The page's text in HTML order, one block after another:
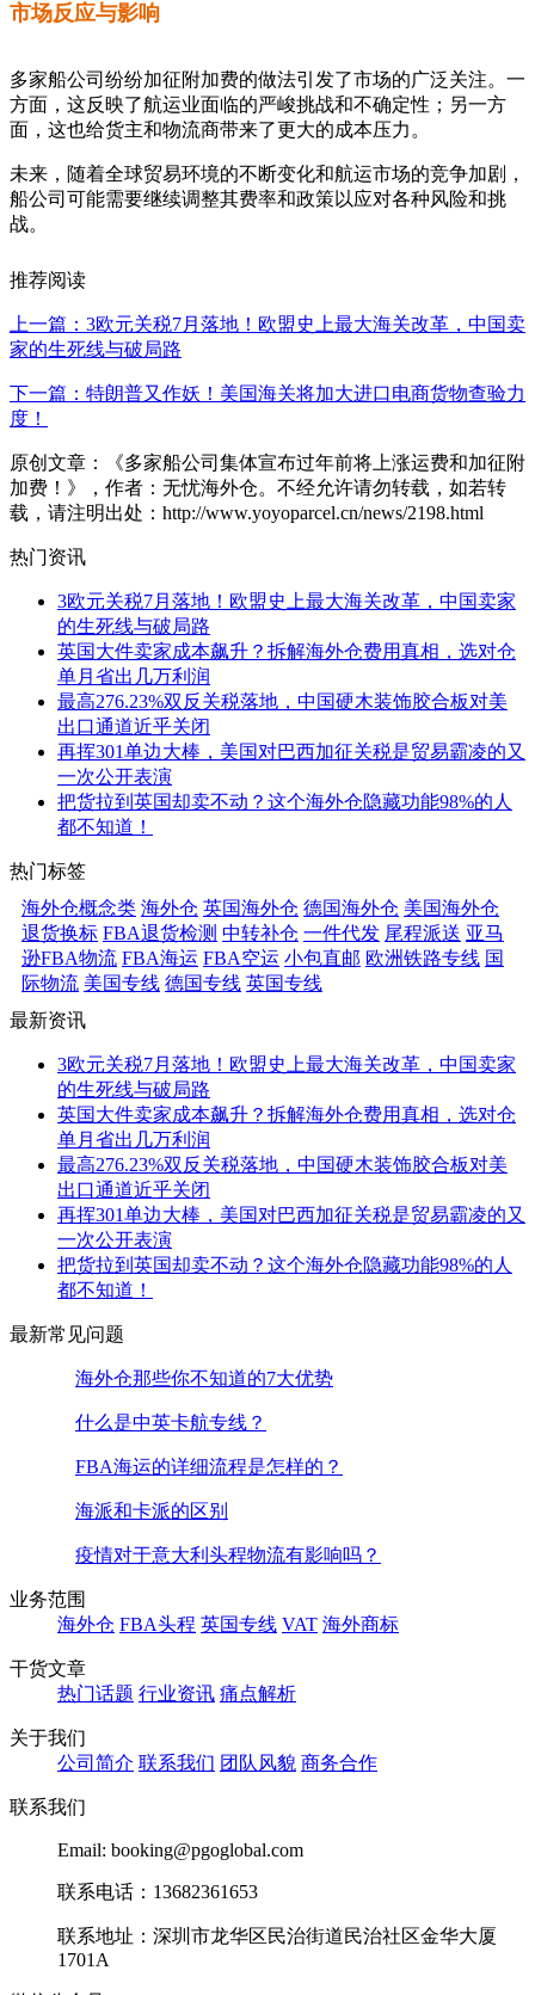
市场反应与影响
多家船公司纷纷加征附加费的做法引发了市场的广泛关注。一
方面，这反映了航运业面临的严峻挑战和不确定性；另一方
面，这也给货主和物流商带来了更大的成本压力。
未来，随着全球贸易环境的不断变化和航运市场的竞争加剧，
船公司可能需要继续调整其费率和政策以应对各种风险和挑
战。
推荐阅读
上一篇：3欧元关税7月落地！欧盟史上最大海关改革，中国卖
家的生死线与破局路
下一篇：特朗普又作妖！美国海关将加大进口电商货物查验力
度！
原创文章：《多家船公司集体宣布过年前将上涨运费和加征附
加费！》，作者：无忧海外仓。不经允许请勿转载，如若转
载，请注明出处：http://www.yoyoparcel.cn/news/2198.html
热门资讯
3欧元关税7月落地！欧盟史上最大海关改革，中国卖家
的生死线与破局路
英国大件卖家成本飙升？拆解海外仓费用真相，选对仓
单月省出几万利润
最高276.23%双反关税落地，中国硬木装饰胶合板对美
出口通道近乎关闭
再挥301单边大棒，美国对巴西加征关税是贸易霸凌的又
一次公开表演
把货拉到英国却卖不动？这个海外仓隐藏功能98%的人
都不知道！
热门标签
海外仓概念类 海外仓 英国海外仓 德国海外仓 美国海外仓
退货换标 FBA退货检测 中转补仓 一件代发 尾程派送 亚马
逊FBA物流 FBA海运 FBA空运 小包直邮 欧洲铁路专线 国
际物流 美国专线 德国专线 英国专线
最新资讯
3欧元关税7月落地！欧盟史上最大海关改革，中国卖家
的生死线与破局路
英国大件卖家成本飙升？拆解海外仓费用真相，选对仓
单月省出几万利润
最高276.23%双反关税落地，中国硬木装饰胶合板对美
出口通道近乎关闭
再挥301单边大棒，美国对巴西加征关税是贸易霸凌的又
一次公开表演
把货拉到英国却卖不动？这个海外仓隐藏功能98%的人
都不知道！
最新常见问题
海外仓那些你不知道的7大优势
什么是中英卡航专线？
FBA海运的详细流程是怎样的？
海派和卡派的区别
疫情对于意大利头程物流有影响吗？
业务范围
海外仓 FBA头程 英国专线 VAT 海外商标
干货文章
热门话题 行业资讯 痛点解析
关于我们
公司简介 联系我们 团队风貌 商务合作
联系我们
Email: booking@pgoglobal.com
联系电话：13682361653
联系地址：深圳市龙华区民治街道民治社区金华大厦
1701A